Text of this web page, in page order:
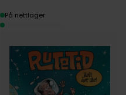
På nettlager